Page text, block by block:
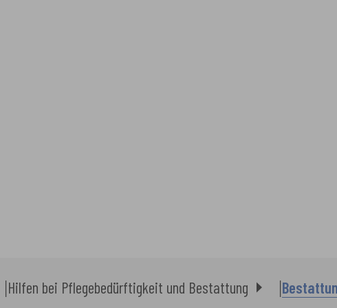
Hilfen bei Pflegebedürftigkeit und Bestattung